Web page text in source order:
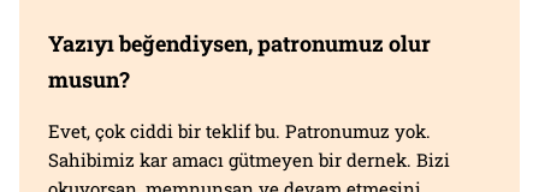
Yazıyı beğendiysen, patronumuz olur
musun?
Evet, çok ciddi bir teklif bu. Patronumuz yok.
Sahibimiz kar amacı gütmeyen bir dernek. Bizi